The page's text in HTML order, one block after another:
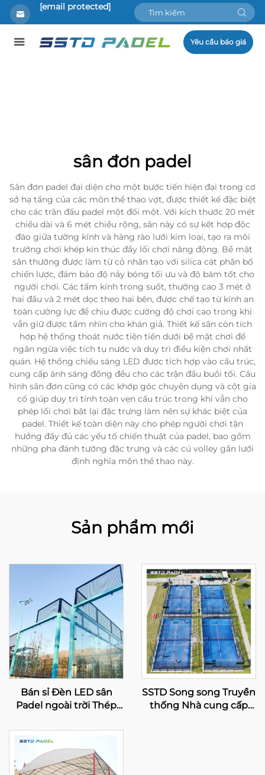
[email protected]
Yêu cầu báo giá
sân đơn padel
Sân đơn padel đại diện cho một bước tiến hiện đại trong cơ
sở hạ tầng của các môn thể thao vợt, được thiết kế đặc biệt
cho các trận đấu padel một đối một. Với kích thước 20 mét
chiều dài và 6 mét chiều rộng, sân này có sự kết hợp độc
đáo giữa tường kính và hàng rào lưới kim loại, tạo ra môi
trường chơi khép kín thúc đẩy lối chơi năng động. Bề mặt
sân thường được làm từ cỏ nhân tạo với silica cát phân bố
chiến lược, đảm bảo độ nảy bóng tối ưu và độ bám tốt cho
người chơi. Các tấm kính trong suốt, thường cao 3 mét ở
hai đầu và 2 mét dọc theo hai bên, được chế tạo từ kính an
toàn cường lực để chịu được cường độ chơi cao trong khi
vẫn giữ được tầm nhìn cho khán giả. Thiết kế sân còn tích
hợp hệ thống thoát nước tiên tiến dưới bề mặt chơi để
ngăn ngừa việc tích tụ nước và duy trì điều kiện chơi nhất
quán. Hệ thống chiếu sáng LED được tích hợp vào cấu trúc,
cung cấp ánh sáng đồng đều cho các trận đấu buổi tối. Cấu
hình sân đơn cũng có các khớp góc chuyên dụng và cột gia
cố giúp duy trì tính toàn vẹn cấu trúc trong khi vẫn cho
phép lối chơi bật lại đặc trưng làm nên sự khác biệt của
padel. Thiết kế toàn diện này cho phép người chơi tận
hưởng đầy đủ các yếu tố chiến thuật của padel, bao gồm
những pha đánh tường đặc trưng và các cú volley gần lưới
định nghĩa môn thể thao này.
Sản phẩm mới
Bán sỉ Đèn LED sân
Padel ngoài trời Thép
cảnh sân Paddle 001-1
SSTD Song song Truyền
thống Nhà cung cấp